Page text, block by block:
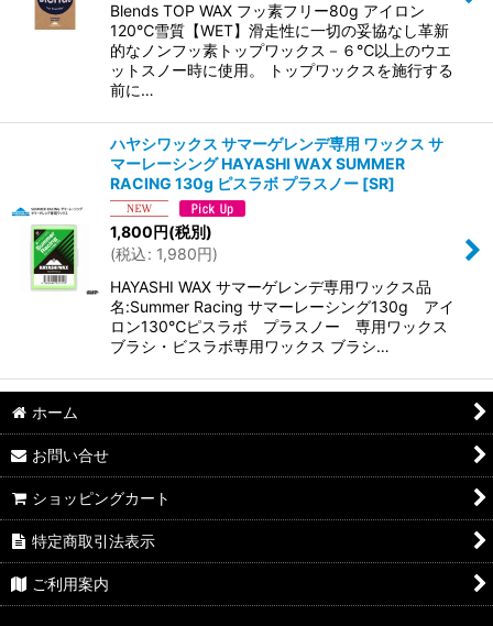
Blends TOP WAX フッ素フリー80g アイロン
120℃雪質【WET】滑走性に一切の妥協なし革新
的なノンフッ素トップワックス－６℃以上のウエ
ットスノー時に使用。 トップワックスを施行する
前に…
ハヤシワックス サマーゲレンデ専用 ワックス サ
マーレーシング HAYASHI WAX SUMMER
RACING 130g ピスラボ プラスノー [SR]
1,800円(税別)
(税込: 1,980円)
HAYASHI WAX サマーゲレンデ専用ワックス品
名:Summer Racing サマーレーシング130g アイ
ロン130℃ピスラボ プラスノー 専用ワックス
ブラシ・ビスラボ専用ワックス ブラシ…
ホーム
お問い合せ
ショッピングカート
特定商取引法表示
ご利用案内